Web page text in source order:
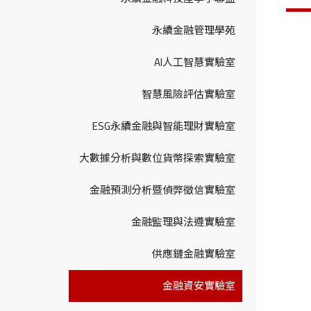
永續金融管理學苑
AI人工智慧實驗室
智慧風險評估實驗室
ESG永續金融與智能理財實驗室
大數據分析與數位貨幣探索實驗室
金融預測分析暨偵弊徵信實驗室
金融監理與法遵實驗室
供應鏈金融實驗室
金融資安實驗室